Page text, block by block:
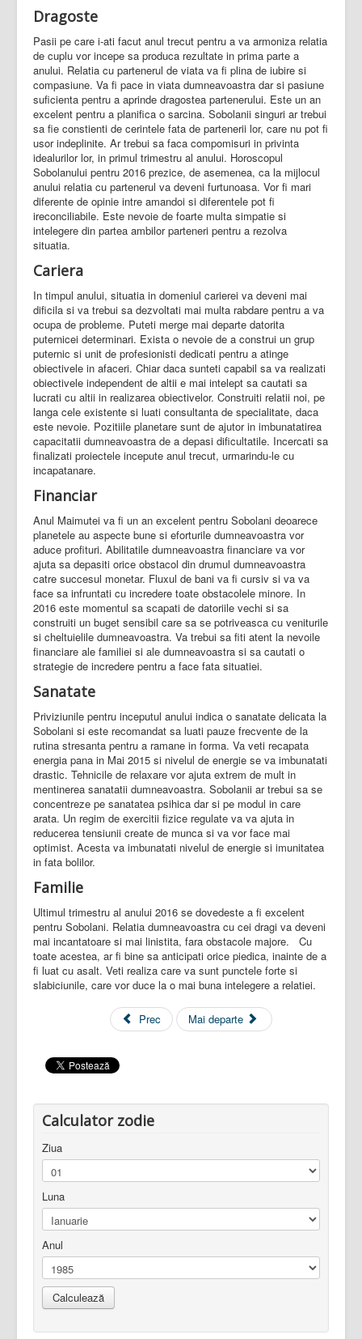
Dragoste
Pasii pe care i-ati facut anul trecut pentru a va armoniza relatia
de cuplu vor incepe sa produca rezultate in prima parte a
anului. Relatia cu partenerul de viata va fi plina de iubire si
compasiune. Va fi pace in viata dumneavoastra dar si pasiune
suficienta pentru a aprinde dragostea partenerului. Este un an
excelent pentru a planifica o sarcina. Sobolanii singuri ar trebui
sa fie constienti de cerintele fata de partenerii lor, care nu pot fi
usor indeplinite. Ar trebui sa faca compomisuri in privinta
idealurilor lor, in primul trimestru al anului. Horoscopul
Sobolanului pentru 2016 prezice, de asemenea, ca la mijlocul
anului relatia cu partenerul va deveni furtunoasa. Vor fi mari
diferente de opinie intre amandoi si diferentele pot fi
ireconciliabile. Este nevoie de foarte multa simpatie si
intelegere din partea ambilor parteneri pentru a rezolva
situatia.
Cariera
In timpul anului, situatia in domeniul carierei va deveni mai
dificila si va trebui sa dezvoltati mai multa rabdare pentru a va
ocupa de probleme. Puteti merge mai departe datorita
puternicei determinari. Exista o nevoie de a construi un grup
puternic si unit de profesionisti dedicati pentru a atinge
obiectivele in afaceri. Chiar daca sunteti capabil sa va realizati
obiectivele independent de altii e mai intelept sa cautati sa
lucrati cu altii in realizarea obiectivelor. Construiti relatii noi, pe
langa cele existente si luati consultanta de specialitate, daca
este nevoie. Pozitiile planetare sunt de ajutor in imbunatatirea
capacitatii dumneavoastra de a depasi dificultatile. Incercati sa
finalizati proiectele incepute anul trecut, urmarindu-le cu
incapatanare.
Financiar
Anul Maimutei va fi un an excelent pentru Sobolani deoarece
planetele au aspecte bune si eforturile dumneavoastra vor
aduce profituri. Abilitatile dumneavoastra financiare va vor
ajuta sa depasiti orice obstacol din drumul dumneavoastra
catre succesul monetar. Fluxul de bani va fi cursiv si va va
face sa infruntati cu incredere toate obstacolele minore. In
2016 este momentul sa scapati de datoriile vechi si sa
construiti un buget sensibil care sa se potriveasca cu veniturile
si cheltuielile dumneavoastra. Va trebui sa fiti atent la nevoile
financiare ale familiei si ale dumneavoastra si sa cautati o
strategie de incredere pentru a face fata situatiei.
Sanatate
Priviziunile pentru inceputul anului indica o sanatate delicata la
Sobolani si este recomandat sa luati pauze frecvente de la
rutina stresanta pentru a ramane in forma. Va veti recapata
energia pana in Mai 2015 si nivelul de energie se va imbunatati
drastic. Tehnicile de relaxare vor ajuta extrem de mult in
mentinerea sanatatii dumneavoastra. Sobolanii ar trebui sa se
concentreze pe sanatatea psihica dar si pe modul in care
arata. Un regim de exercitii fizice regulate va va ajuta in
reducerea tensiunii create de munca si va vor face mai
optimist. Acesta va imbunatati nivelul de energie si imunitatea
in fata bolilor.
Familie
Ultimul trimestru al anului 2016 se dovedeste a fi excelent
pentru Sobolani. Relatia dumneavoastra cu cei dragi va deveni
mai incantatoare si mai linistita, fara obstacole majore. Cu
toate acestea, ar fi bine sa anticipati orice piedica, inainte de a
fi luat cu asalt. Veti realiza care va sunt punctele forte si
slabiciunile, care vor duce la o mai buna intelegere a relatiei.
Prec Mai departe
Calculator zodie
Ziua
Luna
Anul
Calculează